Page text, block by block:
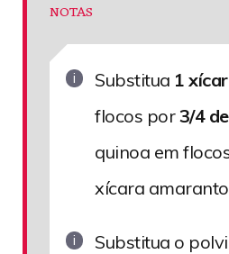
NOTAS
Substitua 1
flocos por3/4
quinoa em
xícara
Substitua o